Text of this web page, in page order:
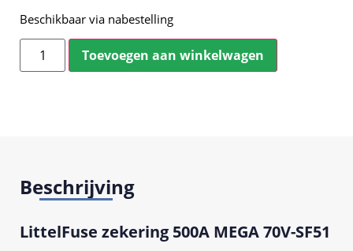
Beschikbaar via nabestelling
Toevoegen aan winkelwagen
Beschrijving
LittelFuse zekering 500A MEGA 70V-SF51